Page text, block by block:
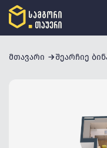
მთავარი შეარჩიე